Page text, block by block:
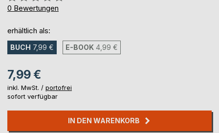
0%
0 Bewertungen
erhältlich als:
BUCH 7,99 € E-BOOK 4,99 €
7,99 €
inkl. MwSt. / portofrei
sofort verfügbar
IN DEN WARENKORB